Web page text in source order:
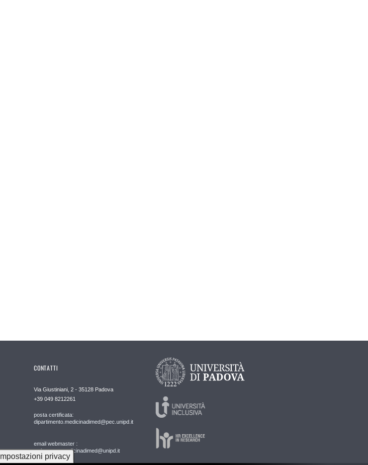
CONTATTI
Via Giustiniani, 2 - 35128 Padova
+39 049 8212261
posta certificata:
dipartimento.medicinadimed@pec.unipd.it
email webmaster :
webmaster.medicinadimed@unipd.it
Impostazioni privacy